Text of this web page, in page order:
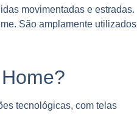
movimentadas e estradas.
São amplamente utilizados
tecnológicas, com telas